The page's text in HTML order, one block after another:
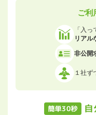
ご利
「入
リアル
非公開
１社ず
簡単30秒